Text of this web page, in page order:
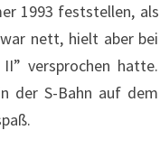
1993 feststellen, als
nett, hielt aber bei
versprochen hatte.
der S-Bahn auf dem